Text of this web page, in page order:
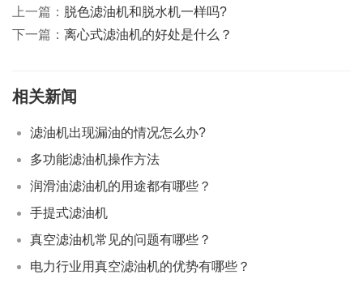
上一篇： 脱色滤油机和脱水机一样吗?
下一篇： 离心式滤油机的好处是什么？
相关新闻
滤油机出现漏油的情况怎么办?
多功能滤油机操作方法
润滑油滤油机的用途都有哪些？
手提式滤油机
真空滤油机常见的问题有哪些？
电力行业用真空滤油机的优势有哪些？